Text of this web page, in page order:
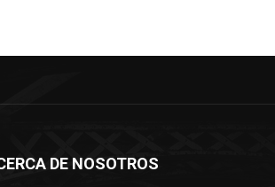
DE NOSOTROS